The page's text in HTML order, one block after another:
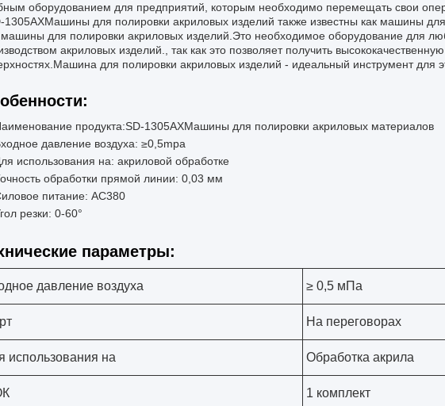
оборудованием для предприятий, которым необходимо перемещать свои
1305AXМашины для полировки акриловых изделий также известны как машины
для полировки акриловых изделий.Это необходимое оборудование для
акриловых изделий., так как это позволяет получить
для полировки акриловых изделий - идеальный инструмент для
продукта:SD-1305AXМашины для полировки акриловых материалов
давление воздуха: ≥0,5mpa
использования на: акриловой обработке
обработки прямой линии: 0,03 мм
питание: AC380
резки: 0-60°
параметры:
давление воздуха ≥ 0,5 мПа
На переговорах
использования на Обработка акрила
1 комплект